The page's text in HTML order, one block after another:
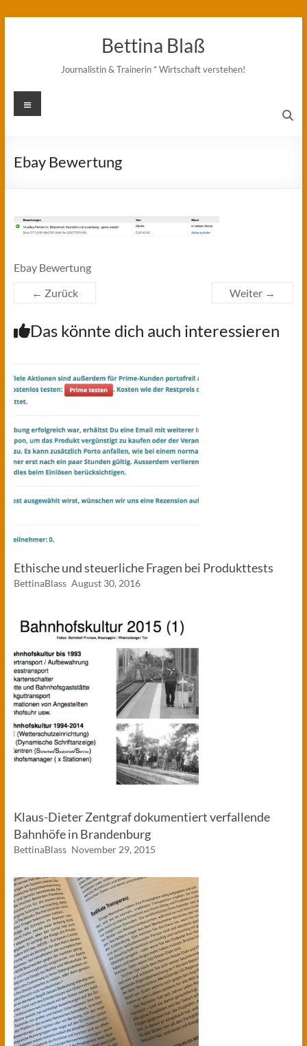
Bettina Blaß
Journalistin & Trainerin * Wirtschaft verstehen!
Menü
Ebay Bewertung
Ebay Bewertung
← Zurück
Weiter →
Das könnte dich auch interessieren
Ethische und steuerliche Fragen bei Produkttests
BettinaBlass August 30, 2016
Klaus-Dieter Zentgraf dokumentiert verfallende
Bahnhöfe in Brandenburg
BettinaBlass November 29, 2015